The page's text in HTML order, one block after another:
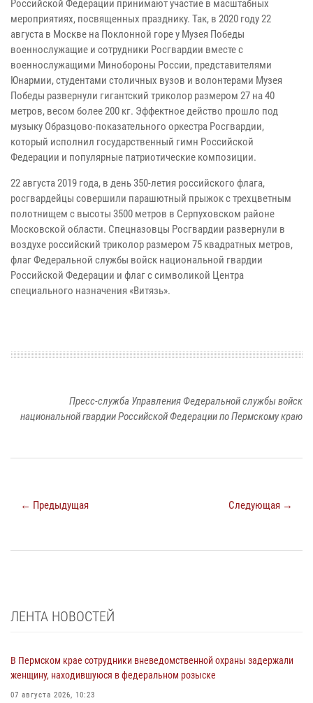
Российской Федерации принимают участие в масштабных
мероприятиях, посвященных празднику. Так, в 2020 году 22
августа в Москве на Поклонной горе у Музея Победы
военнослужащие и сотрудники Росгвардии вместе с
военнослужащими Минобороны России, представителями
Юнармии, студентами столичных вузов и волонтерами Музея
Победы развернули гигантский триколор размером 27 на 40
метров, весом более 200 кг. Эффектное действо прошло под
музыку Образцово-показательного оркестра Росгвардии,
который исполнил государственный гимн Российской
Федерации и популярные патриотические композиции.
22 августа 2019 года, в день 350-летия российского флага,
росгвардейцы совершили парашютный прыжок с трехцветным
полотнищем с высоты 3500 метров в Серпуховском районе
Московской области. Спецназовцы Росгвардии развернули в
воздухе российский триколор размером 75 квадратных метров,
флаг Федеральной службы войск национальной гвардии
Российской Федерации и флаг с символикой Центра
специального назначения «Витязь».
Пресс-служба Управления Федеральной службы войск
национальной гвардии Российской Федерации по Пермскому краю
← Предыдущая Следующая →
ЛЕНТА НОВОСТЕЙ
В Пермском крае сотрудники вневедомственной охраны задержали
женщину, находившуюся в федеральном розыске
07 августа 2026, 10:23